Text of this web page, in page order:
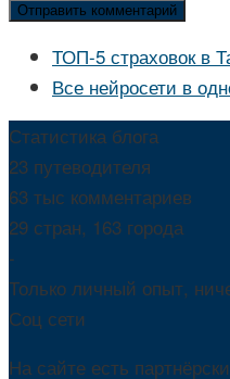
ТОП-5 страховок в
Все нейросети в
Статистика блога
23 путеводителя
63 тыс комментариев
29 стран, 163 города
-
Только личный опыт,
Соц сети
На сайте есть